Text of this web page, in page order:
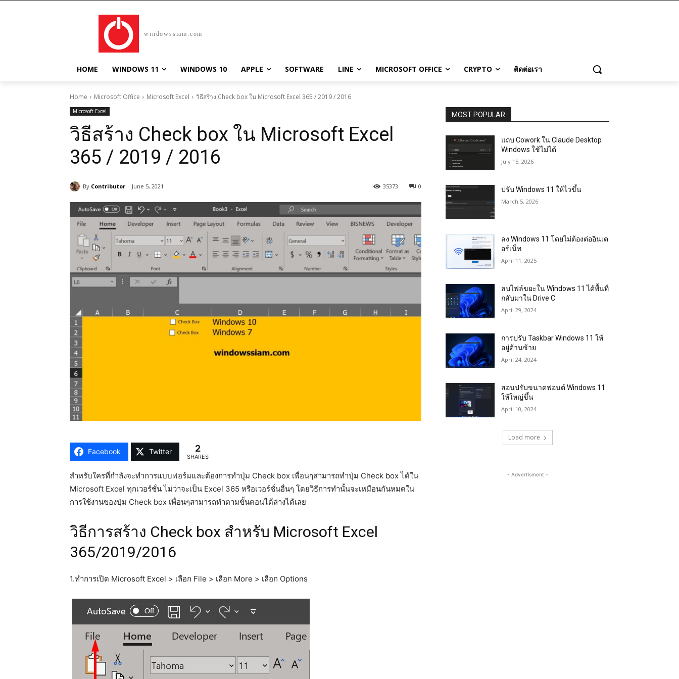
windowssiam.com
HOME WINDOWS 11 WINDOWS 10 APPLE SOFTWARE LINE MICROSOFT OFFICE CRYPTO ติดต่อเรา
Home Microsoft Office Microsoft Excel วิธีสร้าง Check box ใน Microsoft Excel 365 / 2019 / 2016
Microsoft Excel
วิธีสร้าง Check box ใน Microsoft Excel
365 / 2019 / 2016
By Contributor June 5, 2021 0
35373
Facebook Twitter 2
SHARES
สำหรับใครที่กำลังจะทำการแบบฟอร์มและต้องการทำปุ่ม Check box เพื่อนๆสามารถทำปุ่ม Check box ได้ใน
Microsoft Excel ทุกเวอร์ชั่น ไม่ว่าจะเป็น Excel 365 หรือเวอร์ชั่นอื่นๆ โดยวิธีการทำนั้นจะเหมือนกันหมดใน
การใช้งานของปุ่ม Check box เพื่อนๆสามารถทำตามขั้นตอนได้ล่างได้เลย
วิธีการสร้าง Check box สำหรับ Microsoft Excel
365/2019/2016
1.ทำการเปิด Microsoft Excel > เลือก File > เลือก More > เลือก Options
MOST POPULAR
แถบ Cowork ใน Claude Desktop
Windows ใช้ไม่ได้
July 15, 2026
ปรับ Windows 11 ให้ไวขึ้น
March 5, 2026
ลง Windows 11 โดยไม่ต้องต่ออินเต
อร์เน็ท
April 11, 2025
ลบไฟล์ขยะใน Windows 11 ได้พื้นที่
กลับมาใน Drive C
April 29, 2024
การปรับ Taskbar Windows 11 ให้
อยู่ด้านซ้าย
April 24, 2024
สอนปรับขนาดฟอนต์ Windows 11
ให้ใหญ่ขึ้น
April 10, 2024
Load more
- Advertisment -